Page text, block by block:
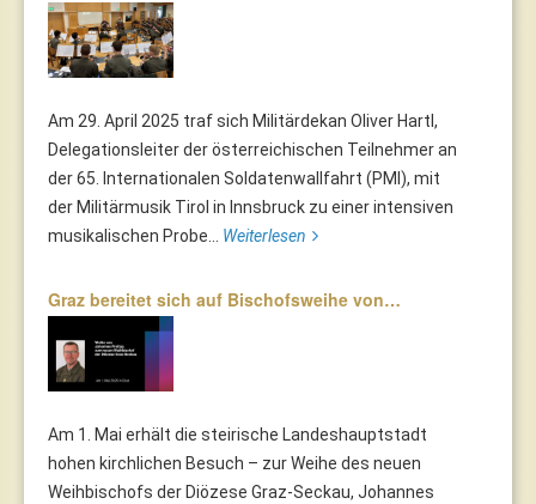
Am 29. April 2025 traf sich Militärdekan Oliver Hartl,
Delegationsleiter der österreichischen Teilnehmer an
der 65. Internationalen Soldatenwallfahrt (PMI), mit
der Militärmusik Tirol in Innsbruck zu einer intensiven
musikalischen Probe... Weiterlesen
Graz bereitet sich auf Bischofsweihe von…
Am 1. Mai erhält die steirische Landeshauptstadt
hohen kirchlichen Besuch – zur Weihe des neuen
Weihbischofs der Diözese Graz-Seckau, Johannes